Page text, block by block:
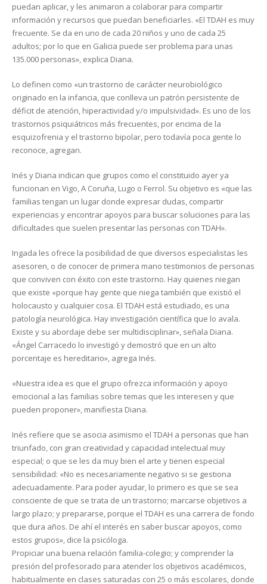
puedan aplicar, y les animaron a colaborar para compartir
información y recursos que puedan beneficiarles. «El TDAH es muy
frecuente. Se da en uno de cada 20 niños y uno de cada 25
adultos; por lo que en Galicia puede ser problema para unas
135.000 personas», explica Diana.
Lo definen como «un trastorno de carácter neurobiológico
originado en la infancia, que conlleva un patrón persistente de
déficit de atención, hiperactividad y/o impulsividad». Es uno de los
trastornos psiquiátricos más frecuentes, por encima de la
esquizofrenia y el trastorno bipolar, pero todavía poca gente lo
reconoce, agregan.
Inés y Diana indican que grupos como el constituido ayer ya
funcionan en Vigo, A Coruña, Lugo o Ferrol. Su objetivo es «que las
familias tengan un lugar donde expresar dudas, compartir
experiencias y encontrar apoyos para buscar soluciones para las
dificultades que suelen presentar las personas con TDAH».
Ingada les ofrece la posibilidad de que diversos especialistas les
asesoren, o de conocer de primera mano testimonios de personas
que conviven con éxito con este trastorno. Hay quienes niegan
que existe «porque hay gente que niega también que existió el
holocausto y cualquier cosa. El TDAH está estudiado, es una
patología neurológica. Hay investigación científica que lo avala.
Existe y su abordaje debe ser multidisciplinar», señala Diana.
«Ángel Carracedo lo investigó y demostró que en un alto
porcentaje es hereditario», agrega Inés.
«Nuestra idea es que el grupo ofrezca información y apoyo
emocional a las familias sobre temas que les interesen y que
pueden proponer», manifiesta Diana.
Inés refiere que se asocia asimismo el TDAH a personas que han
triunfado, con gran creatividad y capacidad intelectual muy
especial; o que se les da muy bien el arte y tienen especial
sensibilidad: «No es necesariamente negativo si se gestiona
adecuadamente. Para poder ayudar, lo primero es que se sea
consciente de que se trata de un trastorno; marcarse objetivos a
largo plazo; y prepararse, porque el TDAH es una carrera de fondo
que dura años. De ahí el interés en saber buscar apoyos, como
estos grupos», dice la psicóloga.
Propiciar una buena relación familia-colegio; y comprender la
presión del profesorado para atender los objetivos académicos,
habitualmente en clases saturadas con 25 o más escolares, donde